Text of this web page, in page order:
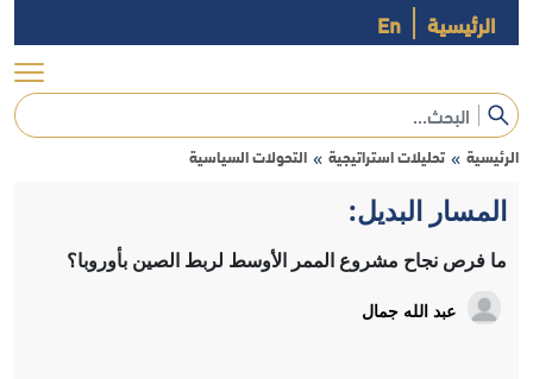
الرئيسية En
الرئيسية » تحليلات استراتيجية » التحولات السياسية
المسار البديل:
ما فرص نجاح مشروع الممر الأوسط لربط الصين بأوروبا؟
عبد الله جمال